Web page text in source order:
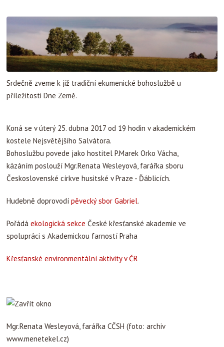
Srdečně zveme k již tradiční ekumenické bohoslužbě u
příležitosti Dne Země.
Koná se v úterý 25. dubna 2017 od 19 hodin v akademickém
kostele Nejsvětějšího Salvátora.
Bohoslužbu povede jako hostitel P.Marek Orko Vácha,
kázáním poslouží Mgr.Renata Wesleyová, farářka sboru
Československé církve husitské v Praze - Ďáblicích.
Hudebně doprovodí pěvecký sbor Gabriel.
Pořádá ekologická sekce České křesťanské akademie ve
spolupráci s Akademickou farností Praha
Křesťanské environmentální aktivity v ČR
Mgr.Renata Wesleyová, farářka CČSH (foto: archiv
www.menetekel.cz)